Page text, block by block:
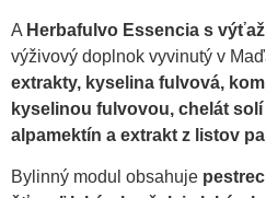
A Herbafulvo Essencia s
výživový doplnok vyvinutý v
extrakty, kyselina fulvová,
kyselinou fulvovou, chelát
alpamektín a extrakt z listov
Bylinný modul obsahuje